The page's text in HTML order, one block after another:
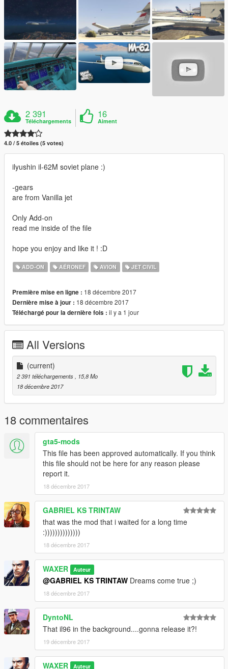
2 391
Téléchargements
16
Aiment
4.0 / 5 étoiles (5 votes)
ilyushin il-62M soviet plane :)
-gears
are from Vanilla jet
Only Add-on
read me inside of the file
hope you enjoy and like it ! :D
ADD-ON AÉRONEF AVION JET CIVIL
Première mise en ligne : 18 décembre 2017
Dernière mise à jour : 18 décembre 2017
Téléchargé pour la dernière fois : il y a 1 jour
All Versions
(current)
2 391 téléchargements
, 15,8 Mo
18 décembre 2017
18 commentaires
gta5-mods
This file has been approved automatically. If you think
this file should not be here for any reason please
report it.
18 décembre 2017
GABRIEL KS TRINTAW
that was the mod that i waited for a long time
:))))))))))))))
18 décembre 2017
WAXER Auteur
@GABRIEL KS TRINTAW Dreams come true ;)
18 décembre 2017
DyntoNL
That il96 in the background....gonna release it?!
19 décembre 2017
WAXER Auteur